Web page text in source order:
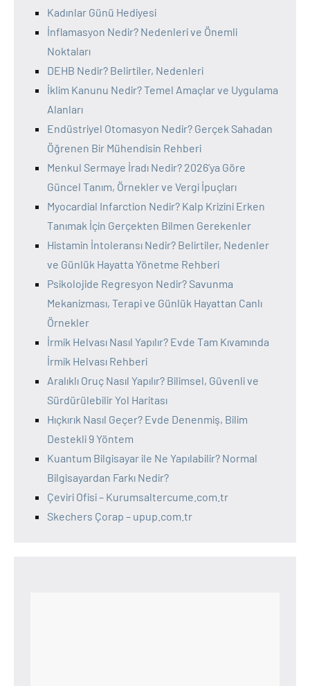
Kadınlar Günü Hediyesi
İnflamasyon Nedir? Nedenleri ve Önemli
Noktaları
DEHB Nedir? Belirtiler, Nedenleri
İklim Kanunu Nedir? Temel Amaçlar ve Uygulama
Alanları
Endüstriyel Otomasyon Nedir? Gerçek Sahadan
Öğrenen Bir Mühendisin Rehberi
Menkul Sermaye İradı Nedir? 2026’ya Göre
Güncel Tanım, Örnekler ve Vergi İpuçları
Myocardial Infarction Nedir? Kalp Krizini Erken
Tanımak İçin Gerçekten Bilmen Gerekenler
Histamin İntoleransı Nedir? Belirtiler, Nedenler
ve Günlük Hayatta Yönetme Rehberi
Psikolojide Regresyon Nedir? Savunma
Mekanizması, Terapi ve Günlük Hayattan Canlı
Örnekler
İrmik Helvası Nasıl Yapılır? Evde Tam Kıvamında
İrmik Helvası Rehberi
Aralıklı Oruç Nasıl Yapılır? Bilimsel, Güvenli ve
Sürdürülebilir Yol Haritası
Hıçkırık Nasıl Geçer? Evde Denenmiş, Bilim
Destekli 9 Yöntem
Kuantum Bilgisayar ile Ne Yapılabilir? Normal
Bilgisayardan Farkı Nedir?
Çeviri Ofisi – Kurumsaltercume.com.tr
Skechers Çorap – upup.com.tr